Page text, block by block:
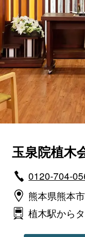
玉泉院植木
0120-704-
熊本県熊本
植木駅から